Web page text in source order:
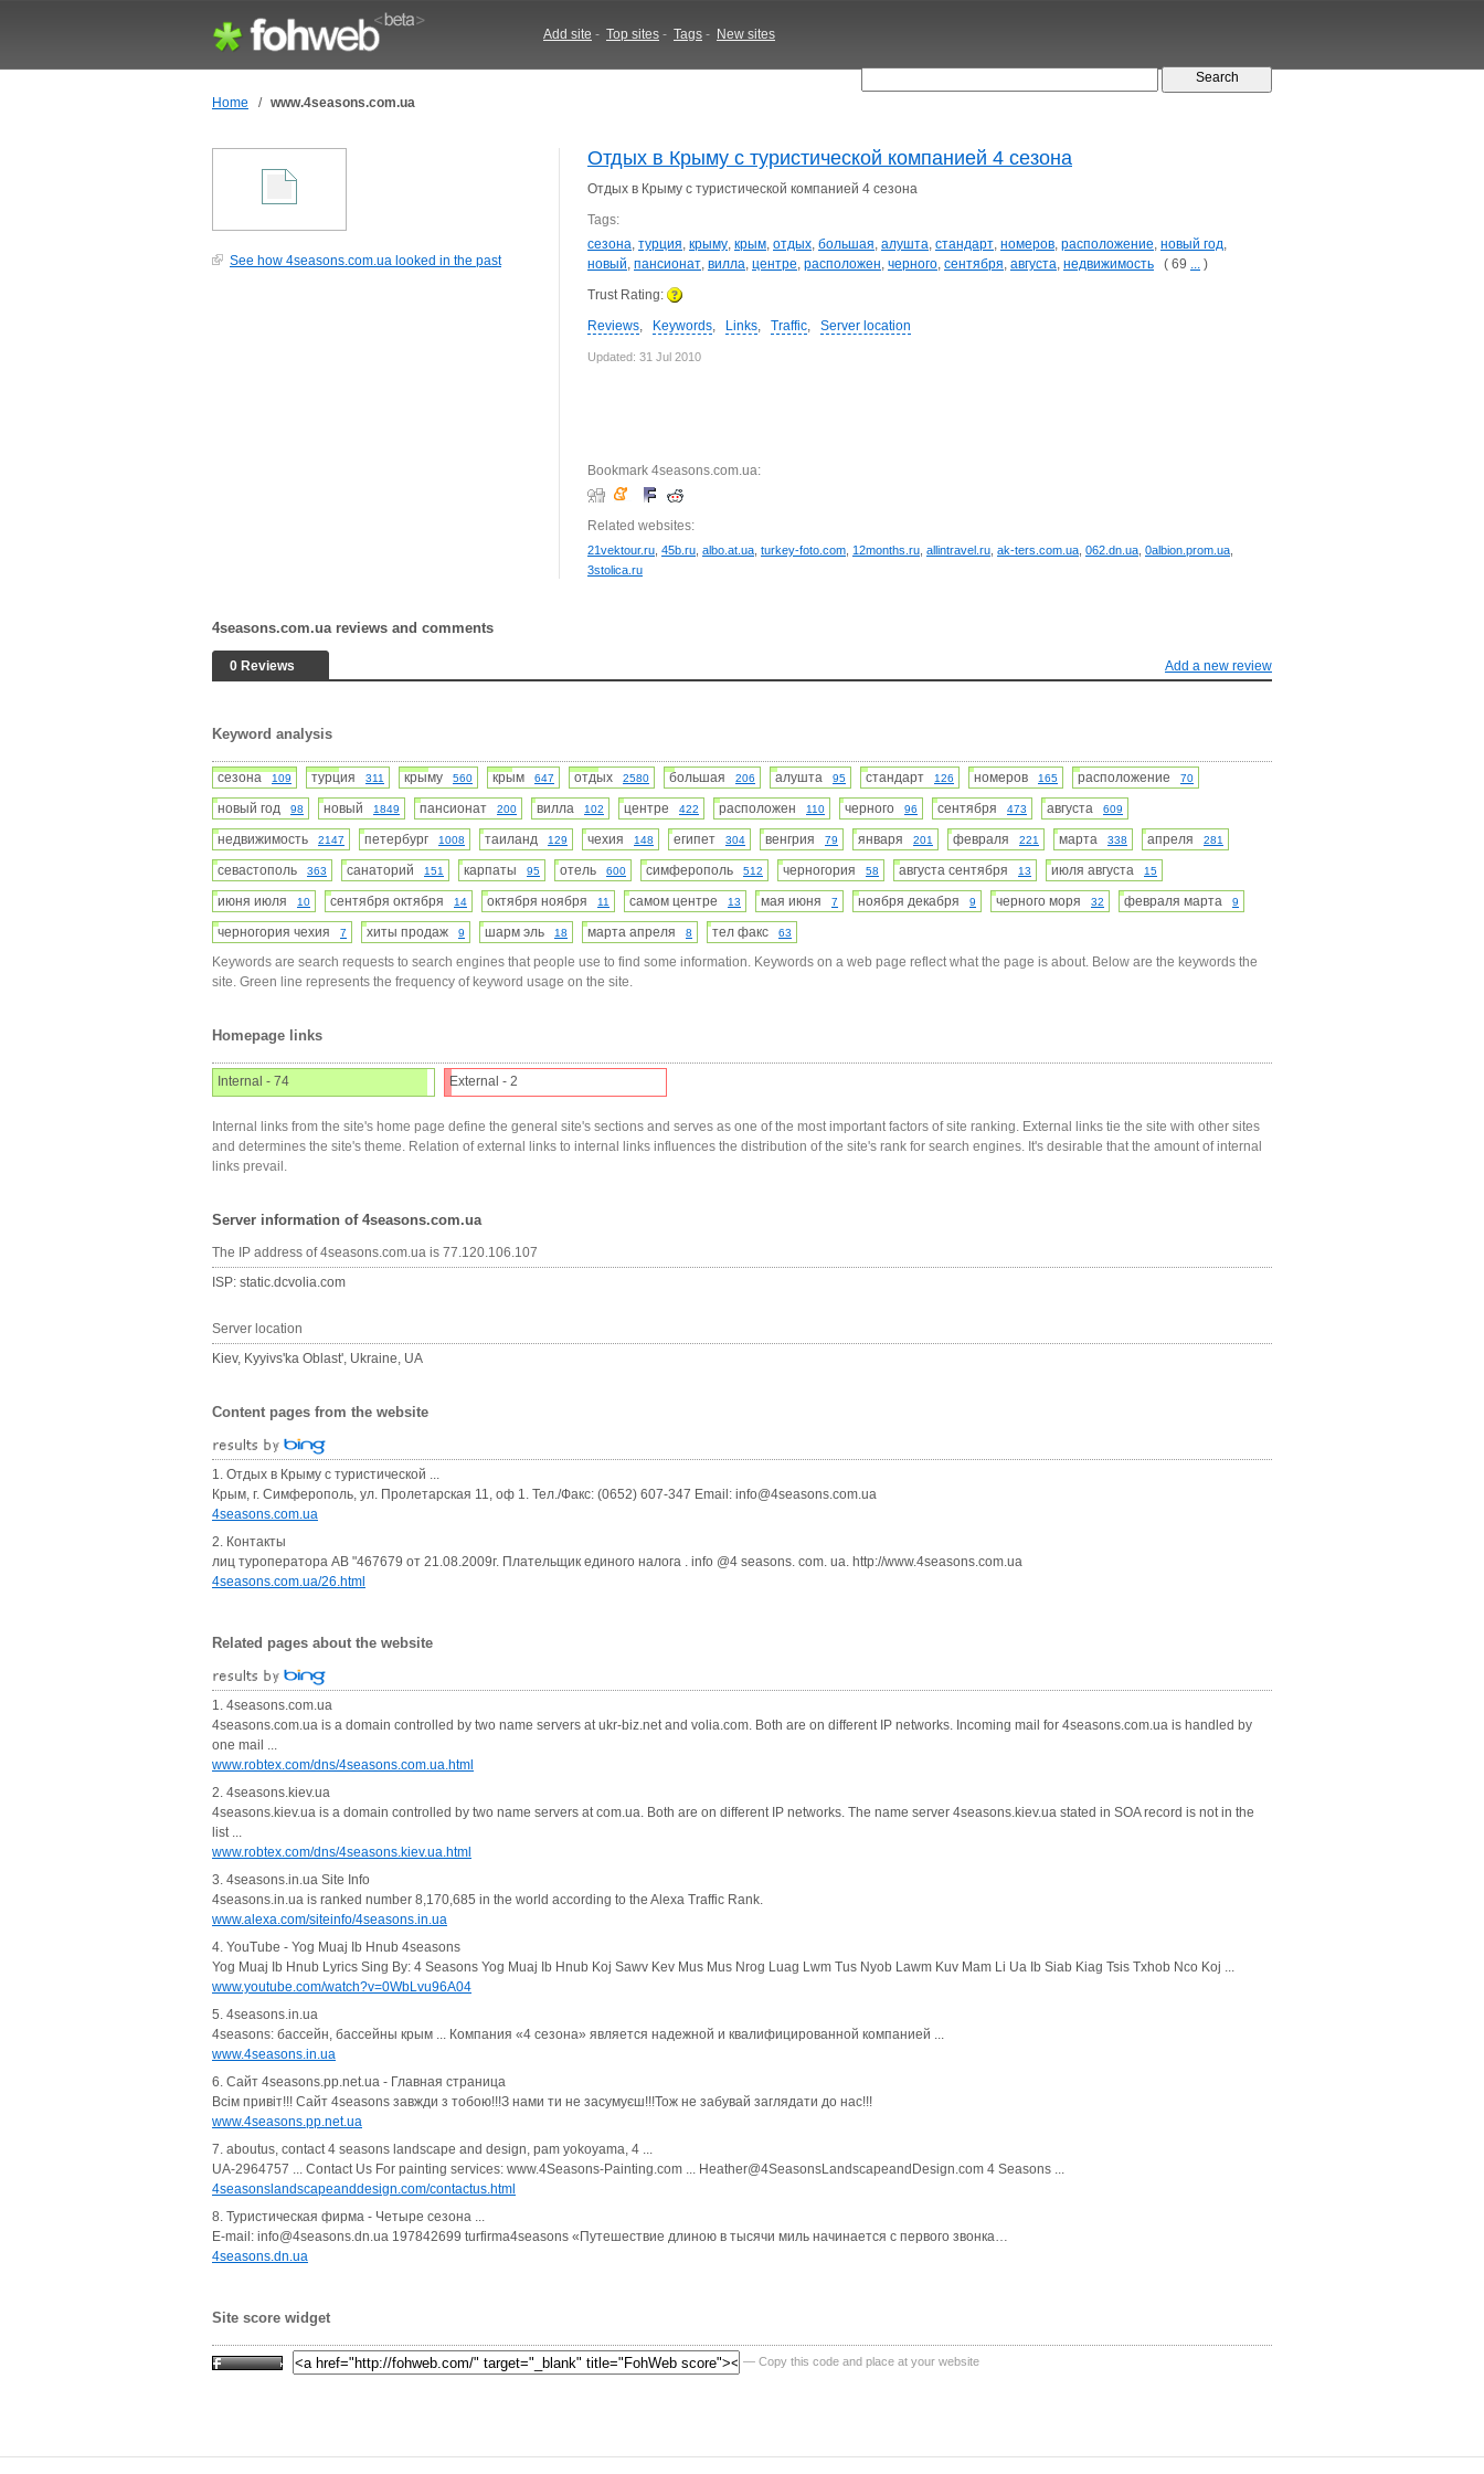
Add site - Top sites - Tags - New sites
Home / www.4seasons.com.ua
See how 4seasons.com.ua looked in the past
Отдых в Крыму с туристической компанией 4 сезона
Отдых в Крыму с туристической компанией 4 сезона
Tags:
сезона, турция, крыму, крым, отдых, большая, алушта, стандарт, номеров, расположение, новый год,
новый, пансионат, вилла, центре, расположен, черного, сентября, августа, недвижимость ( 69 ... )
Trust Rating:
Reviews, Keywords, Links, Traffic, Server location
Updated: 31 Jul 2010
Bookmark 4seasons.com.ua:
Related websites:
21vektour.ru 45b.ru albo.at.ua turkey-foto.com 12months.ru allintravel.ru ak-ters.com.ua 062.dn.ua 0albion.prom.ua
3stolica.ru
4seasons.com.ua reviews and comments
0 Reviews Add a new review
Keyword analysis
сезона 109 турция 311 крыму 560 крым 647 отдых 2580 большая 206 алушта 95 стандарт 126 номеров 165 расположение 70
новый год 98 новый 1849 пансионат 200 вилла 102 центре 422 расположен 110 черного 96 сентября 473 августа 609
недвижимость 2147 петербург 1008 таиланд 129 чехия 148 египет 304 венгрия 79 января 201 февраля 221 марта 338 апреля 281
севастополь 363 санаторий 151 карпаты 95 отель 600 симферополь 512 черногория 58 августа сентября 13 июля августа 15
июня июля 10 сентября октября 14 октября ноября 11 самом центре 13 мая июня 7 ноября декабря 9 черного моря 32 февраля марта 9
черногория чехия 7 хиты продаж 9 шарм эль 18 марта апреля 8 тел факс 63
Keywords are search requests to search engines that people use to find some information. Keywords on a web page reflect what the page is about. Below are the keywords the
site. Green line represents the frequency of keyword usage on the site.
Homepage links
Internal - 74 External - 2
Internal links from the site's home page define the general site's sections and serves as one of the most important factors of site ranking. External links tie the site with other sites
and determines the site's theme. Relation of external links to internal links influences the distribution of the site's rank for search engines. It's desirable that the amount of internal
links prevail.
Server information of 4seasons.com.ua
The IP address of 4seasons.com.ua is 77.120.106.107
ISP: static.dcvolia.com
Server location
Kiev, Kyyivs'ka Oblast', Ukraine, UA
Content pages from the website
1. Отдых в Крыму с туристической ...
Крым, г. Симферополь, ул. Пролетарская 11, оф 1. Тел./Факс: (0652) 607-347 Email: info@4seasons.com.ua
4seasons.com.ua
2. Контакты
лиц туроператора АВ "467679 от 21.08.2009г. Плательщик единого налога . info @4 seasons. com. ua. http://www.4seasons.com.ua
4seasons.com.ua/26.html
Related pages about the website
1. 4seasons.com.ua
4seasons.com.ua is a domain controlled by two name servers at ukr-biz.net and volia.com. Both are on different IP networks. Incoming mail for 4seasons.com.ua is handled by
one mail ...
www.robtex.com/dns/4seasons.com.ua.html
2. 4seasons.kiev.ua
4seasons.kiev.ua is a domain controlled by two name servers at com.ua. Both are on different IP networks. The name server 4seasons.kiev.ua stated in SOA record is not in the
list ...
www.robtex.com/dns/4seasons.kiev.ua.html
3. 4seasons.in.ua Site Info
4seasons.in.ua is ranked number 8,170,685 in the world according to the Alexa Traffic Rank.
www.alexa.com/siteinfo/4seasons.in.ua
4. YouTube - Yog Muaj Ib Hnub 4seasons
Yog Muaj Ib Hnub Lyrics Sing By: 4 Seasons Yog Muaj Ib Hnub Koj Sawv Kev Mus Mus Nrog Luag Lwm Tus Nyob Lawm Kuv Mam Li Ua Ib Siab Kiag Tsis Txhob Nco Koj ...
www.youtube.com/watch?v=0WbLvu96A04
5. 4seasons.in.ua
4seasons: бассейн, бассейны крым ... Компания «4 сезона» является надежной и квалифицированной компанией ...
www.4seasons.in.ua
6. Сайт 4seasons.pp.net.ua - Главная страница
Всім привіт!!! Сайт 4seasons завжди з тобою!!!З нами ти не засумуєш!!!Тож не забувай заглядати до нас!!!
www.4seasons.pp.net.ua
7. aboutus, contact 4 seasons landscape and design, pam yokoyama, 4 ...
UA-2964757 ... Contact Us For painting services: www.4Seasons-Painting.com ... Heather@4SeasonsLandscapeandDesign.com 4 Seasons ...
4seasonslandscapeanddesign.com/contactus.html
8. Туристическая фирма - Четыре сезона ...
E-mail: info@4seasons.dn.ua 197842699 turfirma4seasons «Путешествие длиною в тысячи миль начинается с первого звонка…
4seasons.dn.ua
Site score widget
— Copy this code and place at your website